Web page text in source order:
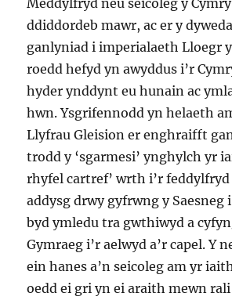
Meddylfryd neu seicoleg y
ddiddordeb mawr, ac er y
ganlyniad i imperialaeth Lloegr
roedd hefyd yn awyddus i’r
hyder ynddynt eu hunain ac
hwn. Ysgrifennodd yn helaeth
Llyfrau Gleision er enghraifft
trodd y ‘sgarmesi’ ynghylch yr
rhyfel cartref’ wrth i’r
addysg drwy gyfrwng y Saesneg
byd ymledu tra gwthiwyd a
Gymraeg i’r aelwyd a’r capel. Y
ein hanes a’n seicoleg am yr
oedd ei gri yn ei araith mewn